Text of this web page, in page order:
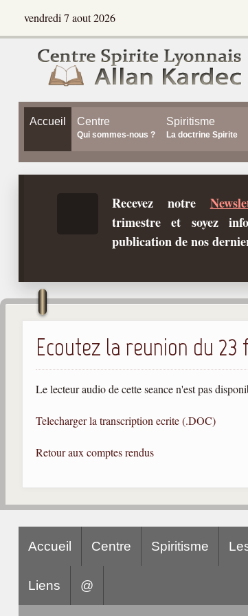
vendredi 7 aout 2026
Accueil Centre
Qui sommes-nous ?
Spiritisme
La doctrine Spirite
Recevez notre
trimestre et soyez
publication de nos
Ecoutez la reunion du 23
Le lecteur audio de cette seance n'est pas
Telecharger la transcription ecrite (.DOC)
Retour aux comptes rendus
Accueil Centre Spiritisme
Liens @